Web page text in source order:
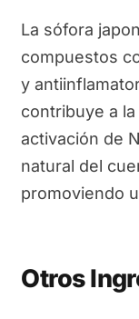
La sófora
compuestos
y
contribuye a
activación de
natural del
promoviendo
Otros